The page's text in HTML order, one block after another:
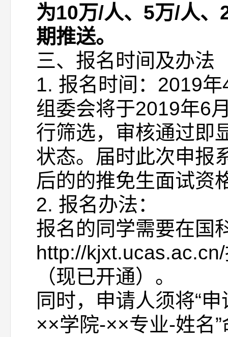
为10万/人、5万/人
期推送。
三、报名时间及办法
1. 报名时间：2019
组委会将于2019年6
行筛选，审核通过即
状态。届时此次申报
后的的推免生面试资
2. 报名办法：
报名的同学需要在国
http://
（现已开通）。
同时，申请人须将“
××学院-××专业-姓名